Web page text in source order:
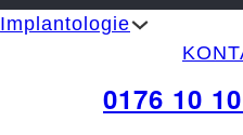
Implantologie
0176 10